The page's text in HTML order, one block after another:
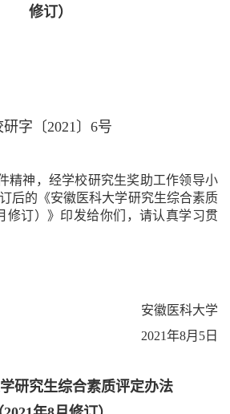
修订）
研字〔2021〕6号
精神，经学校研究生奖助工作领导小
后的《安徽医科大学研究生综合素质
修订）》印发给你们，请认真学习贯
安徽医科大学
2021年8月5日
研究生综合素质评定办法